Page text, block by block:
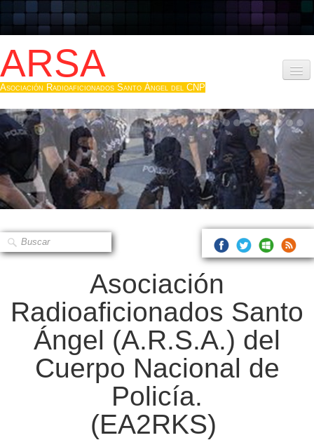
ARSA
Asociación Radioaficionados Santo Ángel del CNP
Inicio
Que es la ARSA
Bases diploma
Hacerse socio
Log diploma en Pdf
Sistemas Digitales
Noticias de interés
Contacto
Asociación
Radioaficionados Santo
Ángel (A.R.S.A.) del
Cuerpo Nacional de
Policía.
(EA2RKS)